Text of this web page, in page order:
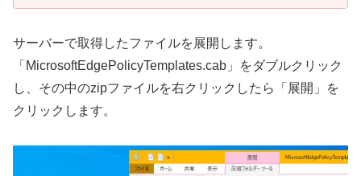
サーバーで取得したファイルを展開します。
「MicrosoftEdgePolicyTemplates.cab」をダブルクリック
し、その中のzipファイルを右クリックしたら「展開」を
クリックします。